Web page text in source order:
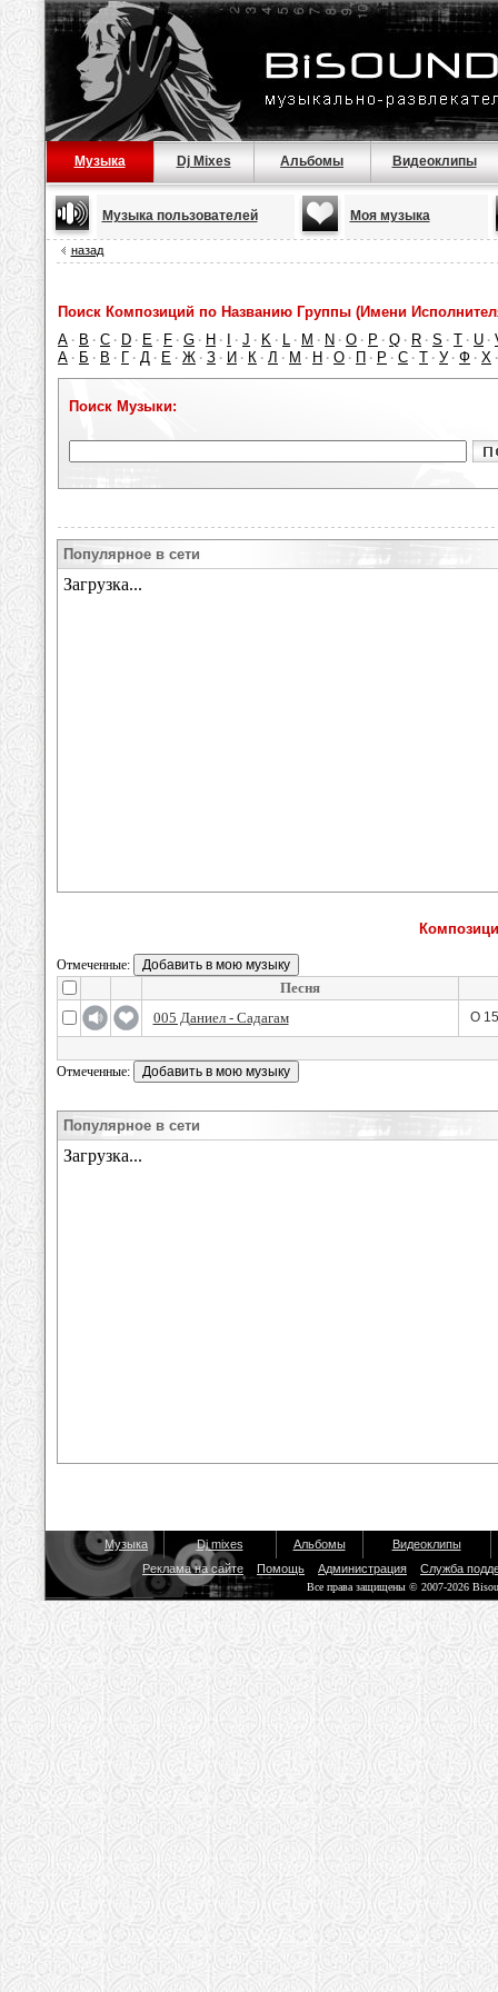
Музыка Dj Mixes Альбомы Видеоклипы
Музыка пользователей Моя музыка
назад
Поиск Композиций по Названию Группы (Имени
A · B · C · D · E · F · G · H · · J · K · L · M · N · O · P · Q · R · S · T · U ·
А · Б · В · Г · Д · Е · Ж · З · И · К · Л · М · Н · О · П · Р · С · Т · У · Ф · Х
Поиск Музыки:
Популярное в сети
Отмеченные:
Песня
005 Даниел - Садагам
O
Отмеченные:
Популярное в сети
Музыка Dj mixes Альбомы
Видеоклипы
Реклама на сайте
Помощь Администрация Служба
Все права защищены © 2007-2026